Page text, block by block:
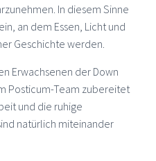
In diesem Sinne
an dem Essen, Licht und
Geschichte werden.
Erwachsenen der Down
Posticum-Team zubereitet
und die ruhige
natürlich miteinander